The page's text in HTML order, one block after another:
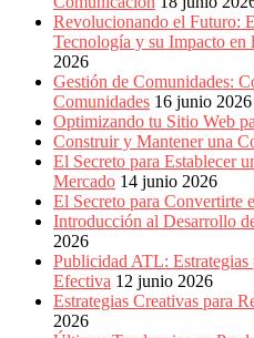
Revolucionando el Futuro:
Tecnología y su Impacto en
2026
Gestión de Comunidades:
Comunidades 16 junio 2026
Optimizando tu Sitio Web
Construir y Mantener una
El Secreto para Establecer
Mercado 14 junio 2026
El Secreto para Convertirte
Introducción al Desarrollo
2026
Publicidad ATL:
Efectiva 12 junio 2026
Estrategias Creativas para
2026